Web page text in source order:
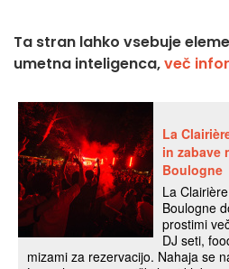
Ta stran lahko vsebuje
umetna inteligenca,več